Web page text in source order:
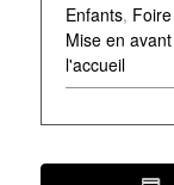
Enfants,
Mise en
l'accueil